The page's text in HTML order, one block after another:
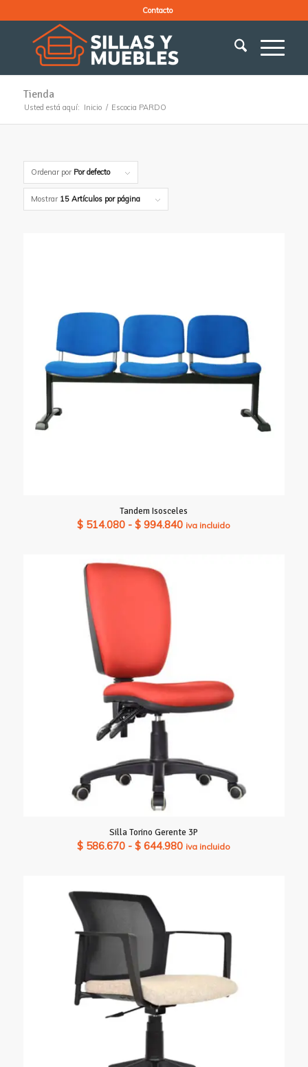
Contacto
Tienda
Usted está aquí: Inicio / Escocia PARDO
Ordenar por Por defecto
Mostrar 15 Artículos por página
Tandem Isosceles
$ 514.080 - $ 994.840Rango
iva incluido
Silla Torino Gerente 3P
$ 586.670 - $ 644.980Rango
$ 644.980
iva incluido